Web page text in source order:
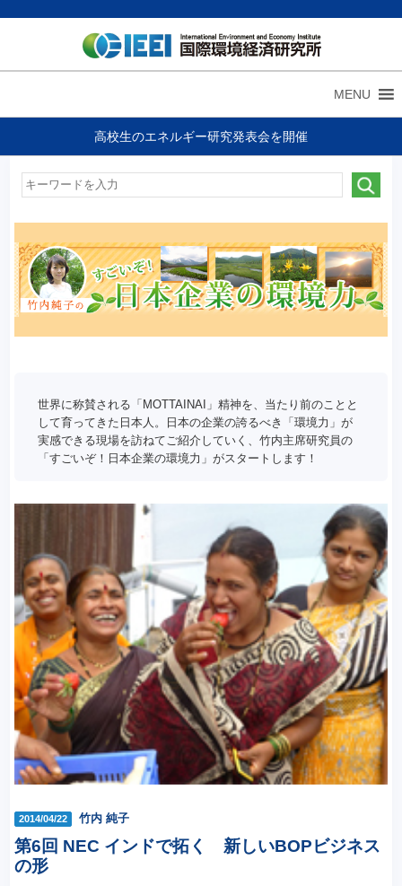
MENU
高校生のエネルギー研究発表会を開催
世界に称賛される「MOTTAINAI」精神を、当たり前のことと
して育ってきた日本人。日本の企業の誇るべき「環境力」が
実感できる現場を訪ねてご紹介していく、竹内主席研究員の
「すごいぞ！日本企業の環境力」がスタートします！
2014/04/22 竹内 純子
第6回 NEC インドで拓く 新しいBOPビジネス
の形